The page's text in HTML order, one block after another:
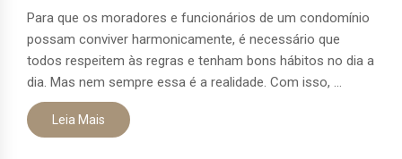
Para que os moradores e funcionários de um condomínio
possam conviver harmonicamente, é necessário que
todos respeitem às regras e tenham bons hábitos no dia a
dia. Mas nem sempre essa é a realidade. Com isso, ...
Leia Mais